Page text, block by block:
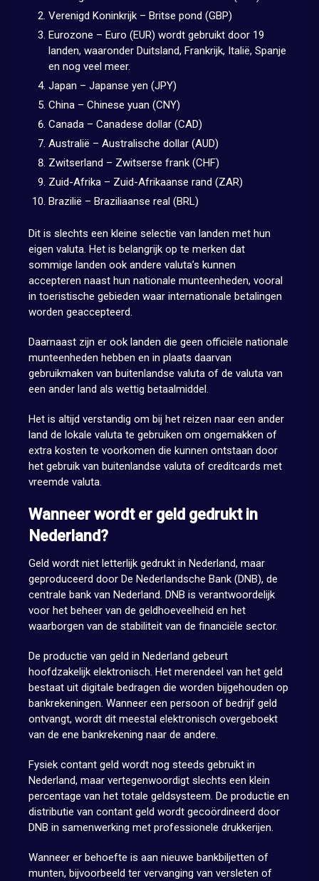
Verenigd Koninkrijk – Britse pond (GBP)
Eurozone – Euro (EUR) wordt gebruikt door 19
landen, waaronder Duitsland, Frankrijk, Italië, Spanje
en nog veel meer.
Japan – Japanse yen (JPY)
China – Chinese yuan (CNY)
Canada – Canadese dollar (CAD)
Australië – Australische dollar (AUD)
Zwitserland – Zwitserse frank (CHF)
Zuid-Afrika – Zuid-Afrikaanse rand (ZAR)
Brazilië – Braziliaanse real (BRL)
Dit is slechts een kleine selectie van landen met hun
eigen valuta. Het is belangrijk op te merken dat
sommige landen ook andere valuta’s kunnen
accepteren naast hun nationale munteenheden, vooral
in toeristische gebieden waar internationale betalingen
worden geaccepteerd.
Daarnaast zijn er ook landen die geen officiële nationale
munteenheden hebben en in plaats daarvan
gebruikmaken van buitenlandse valuta of de valuta van
een ander land als wettig betaalmiddel.
Het is altijd verstandig om bij het reizen naar een ander
land de lokale valuta te gebruiken om ongemakken of
extra kosten te voorkomen die kunnen ontstaan door
het gebruik van buitenlandse valuta of creditcards met
vreemde valuta.
Wanneer wordt er geld gedrukt in
Nederland?
Geld wordt niet letterlijk gedrukt in Nederland, maar
geproduceerd door De Nederlandsche Bank (DNB), de
centrale bank van Nederland. DNB is verantwoordelijk
voor het beheer van de geldhoeveelheid en het
waarborgen van de stabiliteit van de financiële sector.
De productie van geld in Nederland gebeurt
hoofdzakelijk elektronisch. Het merendeel van het geld
bestaat uit digitale bedragen die worden bijgehouden op
bankrekeningen. Wanneer een persoon of bedrijf geld
ontvangt, wordt dit meestal elektronisch overgeboekt
van de ene bankrekening naar de andere.
Fysiek contant geld wordt nog steeds gebruikt in
Nederland, maar vertegenwoordigt slechts een klein
percentage van het totale geldsysteem. De productie en
distributie van contant geld wordt gecoördineerd door
DNB in samenwerking met professionele drukkerijen.
Wanneer er behoefte is aan nieuwe bankbiljetten of
munten, bijvoorbeeld ter vervanging van versleten of